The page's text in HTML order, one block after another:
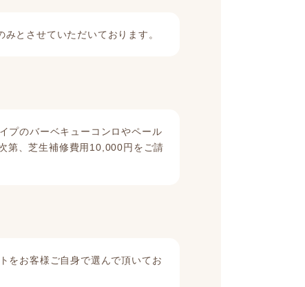
とさせていただいております。
プのバーベキューコンロやペール
第、芝生補修費用10,000円をご請
をお客様ご自身で選んで頂いてお